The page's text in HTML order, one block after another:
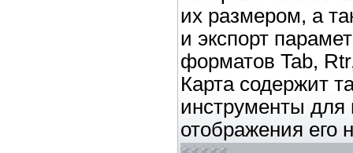
их размером, а
и экспорт
форматов Tab,
Карта содержит
инструменты для
отображения его